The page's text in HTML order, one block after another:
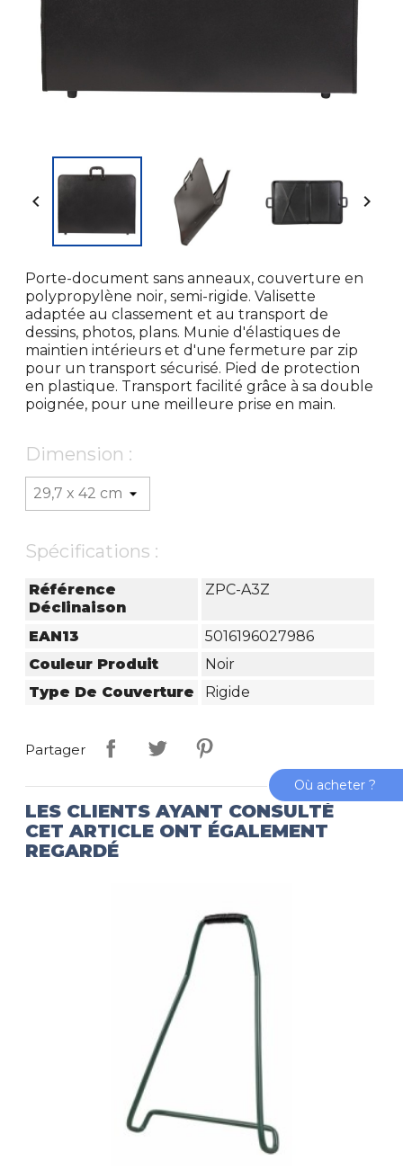
 
Porte-document sans anneaux, couverture en
polypropylène noir, semi-rigide. Valisette
adaptée au classement et au transport de
dessins, photos, plans. Munie d'élastiques de
maintien intérieurs et d'une fermeture par zip
pour un transport sécurisé. Pied de protection
en plastique. Transport facilité grâce à sa double
poignée, pour une meilleure prise en main.
Dimension :
Spécifications :
Référence
Déclinaison
ZPC-A3Z
EAN13
5016196027986
Couleur Produit
Noir
Type De Couverture
Rigide
Partager
LES CLIENTS AYANT CONSULTÉ
CET ARTICLE ONT ÉGALEMENT
REGARDÉ
Où acheter ?